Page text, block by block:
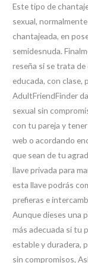
Este tipo de
sexual,
chantajeada, en
semidesnuda.
reseña si se trata
educada, con clase,
AdultFriendFinder
sexual sin
con tu pareja y
web o acordando
que sean de tu
llave privada para
esta llave podrás
prefieras e
Aunque dieses una
más adecuada si tu
estable y duradera,
sin compromisos,